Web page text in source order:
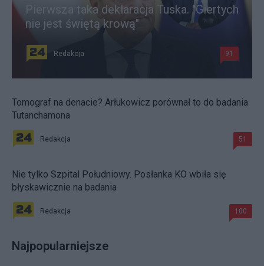
Pierwsza taka deklaracja Tuska. "Giertych
nie jest świętą krową"
Redakcja 91
Tomograf na denacie? Arłukowicz porównał to do badania
Tutanchamona
Redakcja 51
Nie tylko Szpital Południowy. Posłanka KO wbiła się
błyskawicznie na badania
Redakcja 100
Najpopularniejsze